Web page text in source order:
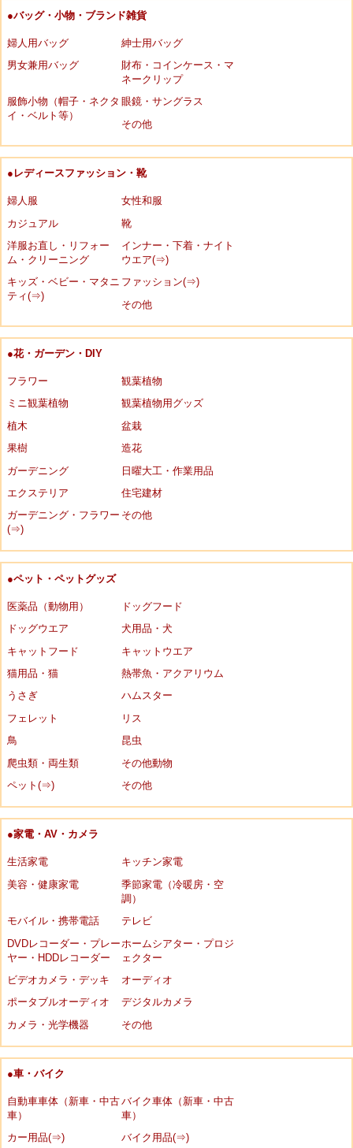
●バッグ・小物・ブランド雑貨
婦人用バッグ
紳士用バッグ
男女兼用バッグ
財布・コインケース・マ
ネークリップ
服飾小物（帽子・ネクタ
イ・ベルト等）
眼鏡・サングラス
その他
●レディースファッション・靴
婦人服
女性和服
カジュアル
靴
洋服お直し・リフォー
ム・クリーニング
インナー・下着・ナイト
ウエア(⇒)
キッズ・ベビー・マタニ
ティ(⇒)
ファッション(⇒)
その他
●花・ガーデン・DIY
フラワー
観葉植物
ミニ観葉植物
観葉植物用グッズ
植木
盆栽
果樹
造花
ガーデニング
日曜大工・作業用品
エクステリア
住宅建材
ガーデニング・フラワー
(⇒)
その他
●ペット・ペットグッズ
医薬品（動物用）
ドッグフード
ドッグウエア
犬用品・犬
キャットフード
キャットウエア
猫用品・猫
熱帯魚・アクアリウム
うさぎ
ハムスター
フェレット
リス
鳥
昆虫
爬虫類・両生類
その他動物
ペット(⇒)
その他
●家電・AV・カメラ
生活家電
キッチン家電
美容・健康家電
季節家電（冷暖房・空
調）
モバイル・携帯電話
テレビ
DVDレコーダー・プレー
ヤー・HDDレコーダー
ホームシアター・プロジ
ェクター
ビデオカメラ・デッキ
オーディオ
ポータブルオーディオ
デジタルカメラ
カメラ・光学機器
その他
●車・バイク
自動車車体（新車・中古
車）
バイク車体（新車・中古
車）
カー用品(⇒)
バイク用品(⇒)